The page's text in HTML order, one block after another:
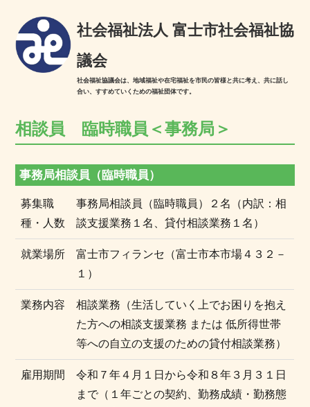
社会福祉法人 富士市社会福祉協
議会
社会福祉協議会は、地域福祉や在宅福祉を市民の皆様と共に考え、共に話し
合い、すすめていくための福祉団体です。
相談員 臨時職員＜事務局＞
事務局相談員（臨時職員）
募集職
種・人数
事務局相談員（臨時職員）２名（内訳：相
談支援業務１名、貸付相談業務１名）
就業場所
富士市フィランセ（富士市本市場４３２－
１）
業務内容
相談業務（生活していく上でお困りを抱え
た方への相談支援業務 または 低所得世帯
等への自立の支援のための貸付相談業務）
雇用期間
令和７年４月１日から令和８年３月３１日
まで（１年ごとの契約、勤務成績・勤務態